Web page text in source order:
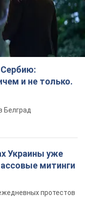
и не только.
Белград
Украины уже
митинги
протестов